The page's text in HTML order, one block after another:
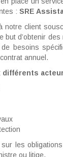
: SRE
notre client
but d’obtenir
besoins
annuel.
sur les
ou litige.